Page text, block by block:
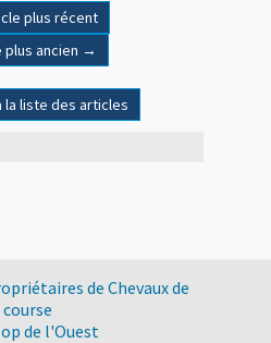
de Chevaux de
course
de l'Ouest
plus récent
plus ancien →
la liste des articles